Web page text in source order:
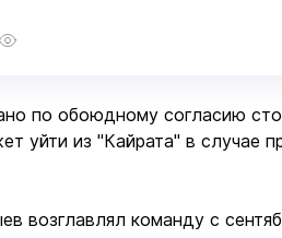
по обоюдному согласию
уйти из "Кайрата" в случае
возглавлял команду с